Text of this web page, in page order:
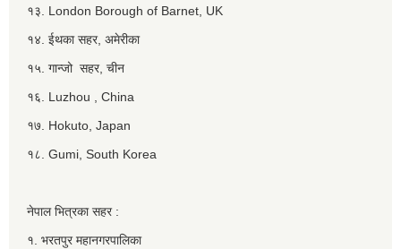
१३. London Borough of Barnet, UK
१४. ईथका सहर, अमेरीका
१५. गान्जो सहर, चीन
१६. Luzhou , China
१७. Hokuto, Japan
१८. Gumi, South Korea
नेपाल भित्रका सहर :
१. भरतपुर महानगरपालिका